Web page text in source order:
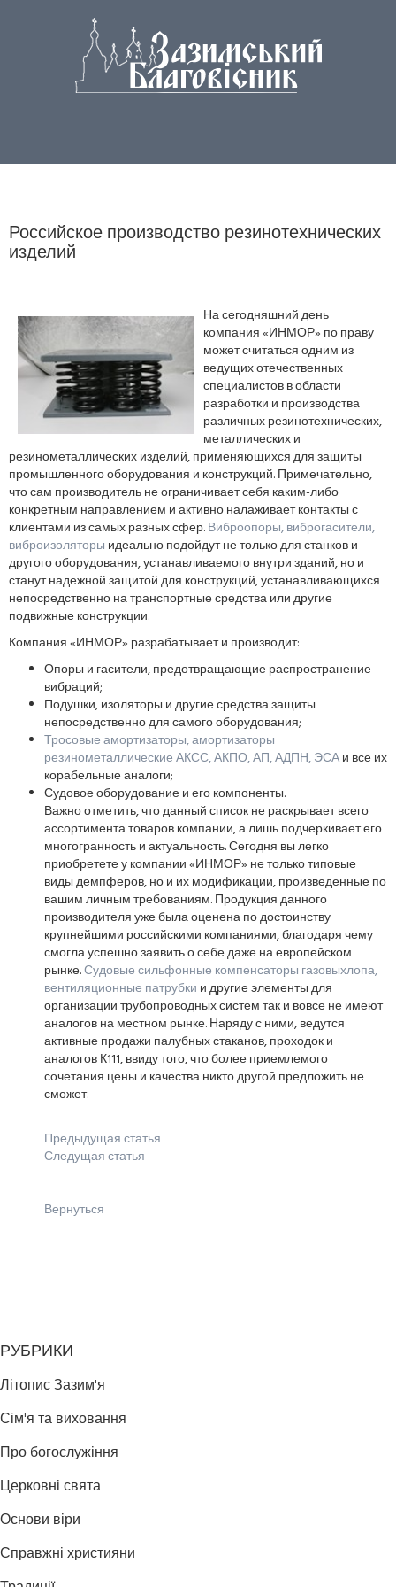
Российское производство резинотехнических
изделий
На сегодняшний день
компания «ИНМОР» по праву
может считаться одним из
ведущих отечественных
специалистов в области
разработки и производства
различных резинотехнических,
металлических и
резинометаллических изделий, применяющихся для защиты
промышленного оборудования и конструкций. Примечательно,
что сам производитель не ограничивает себя каким-либо
конкретным направлением и активно налаживает контакты с
клиентами из самых разных сфер.Виброопоры, виброгасители,
виброизоляторы идеально подойдут не только для станков и
другого оборудования, устанавливаемого внутри зданий, но и
станут надежной защитой для конструкций, устанавливающихся
непосредственно на транспортные средства или другие
подвижные конструкции.
Компания «ИНМОР» разрабатывает и производит:
Опоры и гасители, предотвращающие распространение
вибраций;
Подушки, изоляторы и другие средства защиты
непосредственно для самого оборудования;
Тросовые амортизаторы, амортизаторы
резинометаллические АКСС, АКПО, АП, АДПН, ЭСАи все их
корабельные аналоги;
Судовое оборудование и его компоненты.
Важно отметить, что данный список не раскрывает всего
ассортимента товаров компании, а лишь подчеркивает его
многогранность и актуальность. Сегодня вы легко
приобретете у компании «ИНМОР» не только типовые
виды демпферов, но и их модификации, произведенные по
вашим личным требованиям. Продукция данного
производителя уже была оценена по достоинству
крупнейшими российскими компаниями, благодаря чему
смогла успешно заявить о себе даже на европейском
рынке.Судовые сильфонные компенсаторы газовыхлопа,
вентиляционные патрубки и другие элементы для
организации трубопроводных систем так и вовсе не имеют
аналогов на местном рынке. Наряду с ними, ведутся
активные продажи палубных стаканов, проходок и
аналогов К111, ввиду того, что более приемлемого
сочетания цены и качества никто другой предложить не
сможет.
Предыдущая статья
Следущая статья
Вернуться
РУБРИКИ
Літопис Зазим'я
Сім'я та виховання
Про богослужіння
Церковні свята
Основи віри
Справжні християни